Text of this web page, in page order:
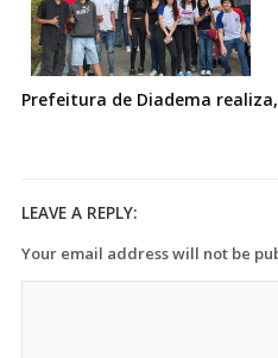
Prefeitura de Diadema
LEAVE A REPLY:
Your email address will not be